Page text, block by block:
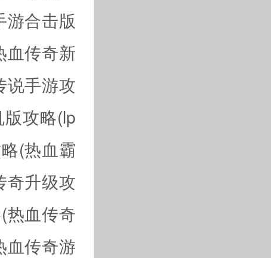
游合击版
血传奇新
说手游攻
攻略(lp
(热血霸
奇升级攻
热血传奇
血传奇游